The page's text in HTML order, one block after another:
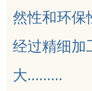
然性和环保
经过精细加
大.........